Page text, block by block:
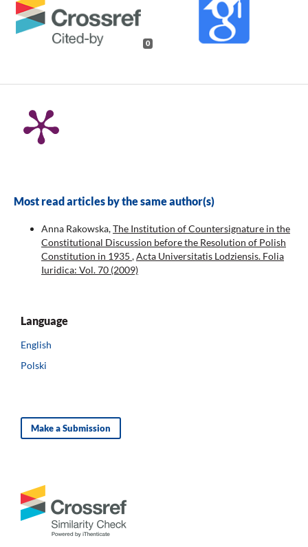
0
Most read articles by the same author(s)
Anna Rakowska,The Institution of Countersignature in the
Constitutional Discussion before the Resolution of Polish
Constitution in 1935 ,Acta Universitatis Lodziensis. Folia
Iuridica: Vol. 70 (2009)
Language
English
Polski
Make a Submission